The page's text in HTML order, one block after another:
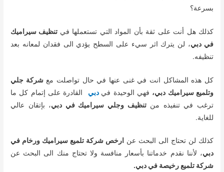
بسرعة؟
كذلك هل أنت على ثقة بأن المواد التي تستعملها في تنظيف سيراميك
في دبي، لن يترك اثر سيء على السطح يؤدي الى فقدان لمعانه بعد
تنظيفه.
كل هذه المشاكل انت في غنى عنها في حال تواصلت معشركة جلي
وتلميع سيراميك دبي، فهي الوحيدة في دبي
القادرة على إتمام كل ما
ترغب في تنفيذه منتنظيف وجلي سيراميك في دبي، بإتقان عالي
للغاية.
كذلك لن تحتاج الى البحث عن
ارخص شركة تلميع سيراميك ورخام في
دبي، لأننا نقدم خدماتنا بأسعار منافسة ولا تحتاج منك الى البحث عن
شركة تلميع رخيصة في دبي.